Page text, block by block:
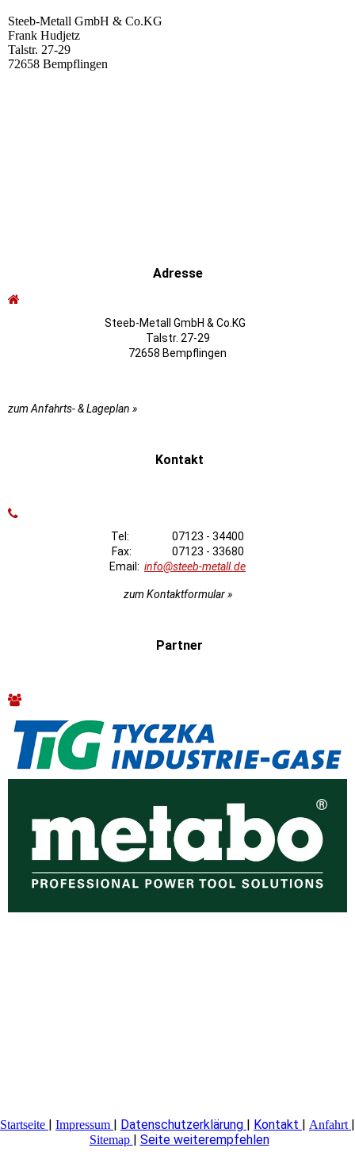
Steeb-Metall GmbH & Co.KG
Frank Hudjetz
Talstr. 27-29
72658 Bempflingen
Adresse
Steeb-Metall GmbH & Co.KG
Talstr. 27-29
72658 Bempflingen
zum Anfahrts- & Lageplan »
Kontakt
Tel: 07123 - 34400
Fax: 07123 - 33680
Email: info@steeb-metall.de
zum Kontaktformular »
Partner
Startseite | Impressum | Datenschutzerklärung | Kontakt | Anfahrt |
Sitemap | Seite weiterempfehlen